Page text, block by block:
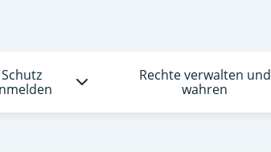
Schutz
Rechte verwalten und
wahren